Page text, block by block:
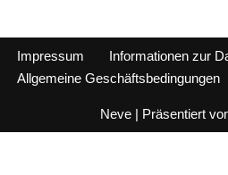
Impressum
Informationen zur
Allgemeine Geschäftsbedingungen
Neve | Präsentiert